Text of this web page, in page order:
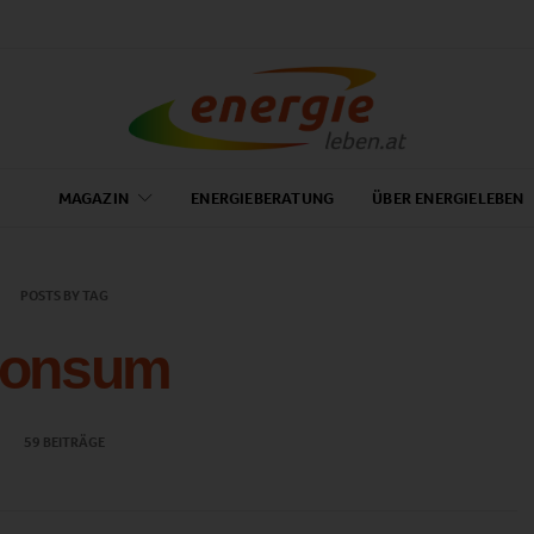
MAGAZIN ENERGIEBERATUNG ÜBER ENERGIELEBEN
POSTS BY TAG
59 BEITRÄGE